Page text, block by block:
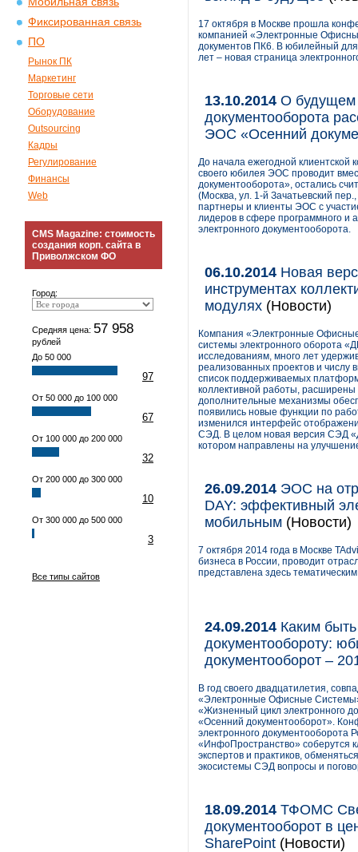
Фиксированная связь
ПО
Рынок ПК
Маркетинг
Торговые сети
Оборудование
Outsourcing
Кадры
Регулирование
Финансы
Web
CMS Magazine: стоимость
создания корп. сайта в
Приволжском ФО
Город:
Средняя цена: 57 958
рублей
До 50 000
97
От 50 000 до 100 000
67
От 100 000 до 200 000
32
От 200 000 до 300 000
10
От 300 000 до 500 000
3
Все типы сайтов
17 октября в Москве прошла
компанией «Электронные
документов ПК6. В юбилейный
лет – новая страница
13.10.2014 О будущем
документооборота
ЭОС «Осенний
До начала ежегодной клиентской
своего юбилея ЭОС проводит
документооборота», остались
(Москва, ул. 1-й Зачатьевский
партнеры и клиенты ЭОС с
лидеров в сфере программного и
электронного документооборота.
06.10.2014 Новая
инструментах
модулях (Новости)
Компания «Электронные
системы электронного оборота
исследованиям, много лет
реализованных проектов и
список поддерживаемых
коллективной работы,
дополнительные механизмы
появились новые функции по
изменился интерфейс
СЭД. В целом новая версия СЭД
котором направлены на
26.09.2014 ЭОС на
DAY: эффективный
мобильным (Новости)
7 октября 2014 года в Москве
бизнеса в России, проводит
представлена здесь
24.09.2014 Каким
документообороту:
документооборот –
В год своего двадцатилетия,
«Электронные Офисные Системы»
«Жизненный цикл электронного
«Осенний документооборот».
электронного документооборота
«ИнфоПространство» соберутся
экспертов и практиков,
экосистемы СЭД вопросы и
18.09.2014 ТФОМС
документооборот в
SharePoint (Новости)